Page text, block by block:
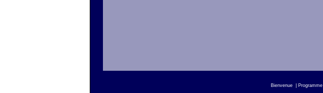
Bienvenue Programme